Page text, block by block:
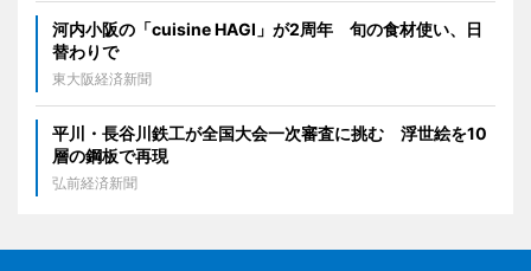
河内小阪の「cuisine HAGI」が2周年 旬の食材使い、日
替わりで
東大阪経済新聞
平川・長谷川鉄工が全国大会一次審査に挑む 浮世絵を10
層の鋼板で再現
弘前経済新聞